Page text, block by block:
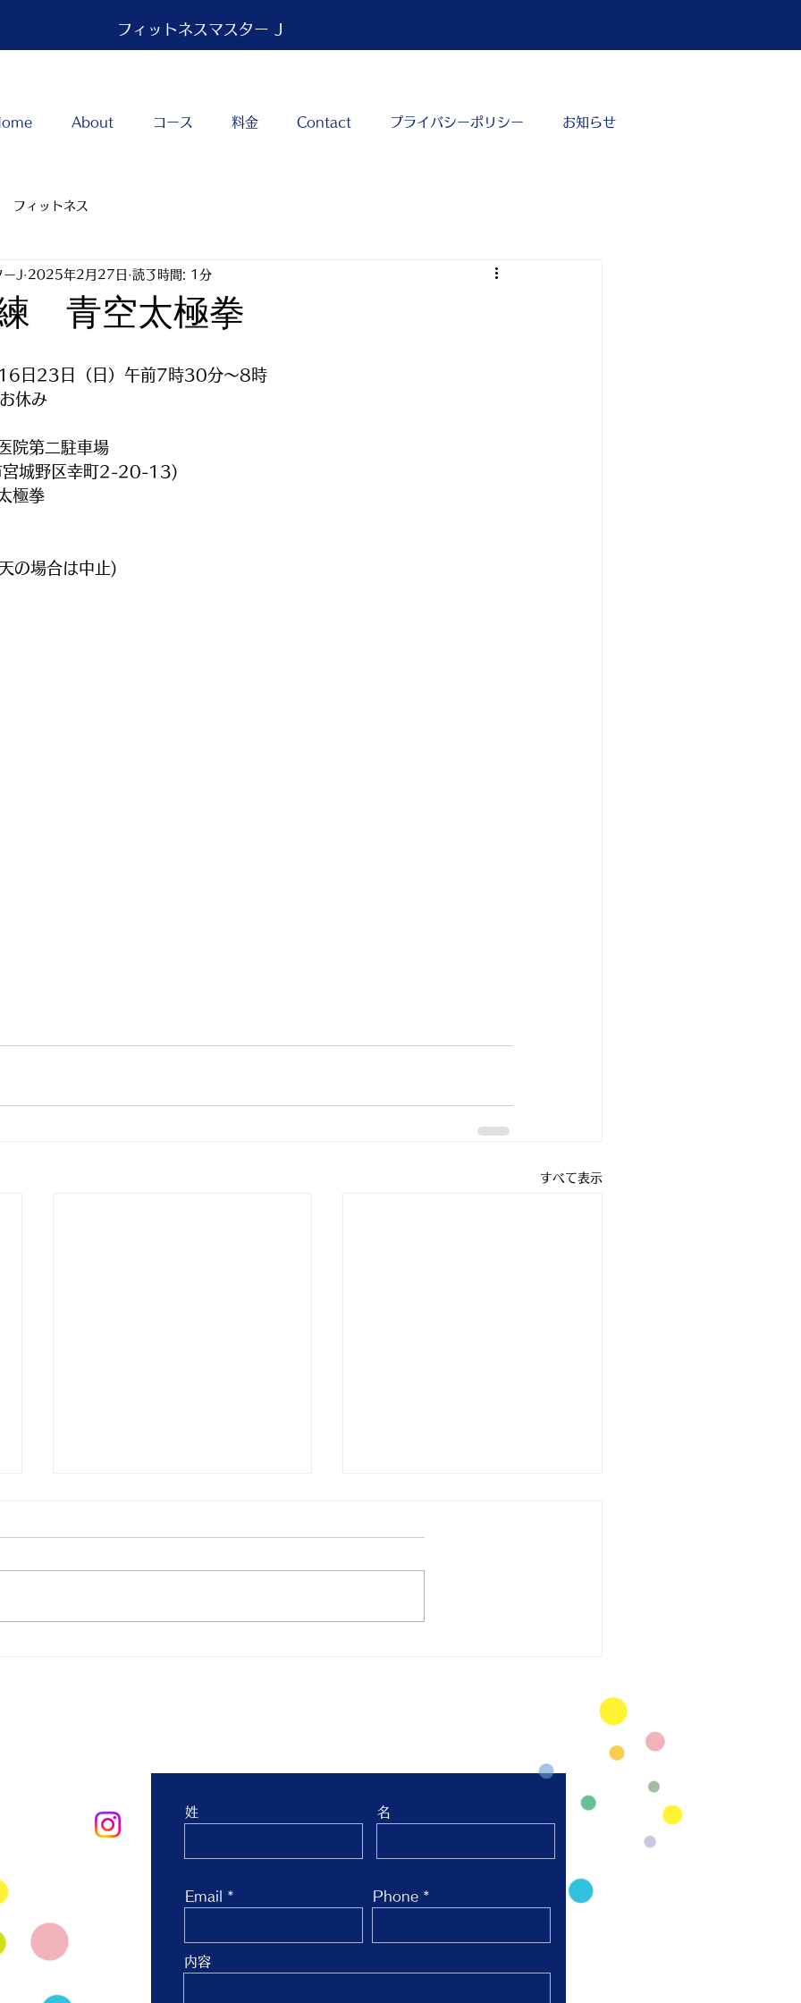
フィットネスマスター J
About コース 料金 Contact プライバシーポリシー お知らせ
フィットネス
青空太極拳
ーJ 2025年2月27日 読了時間: 1分
日23日（日）午前7時30分～8時
み
院第二駐車場
野区幸町2-20-13)
極拳
の場合は中止)
すべて表示
姓 名
Email Phone
内容